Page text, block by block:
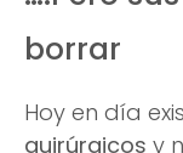
borrar
Hoy en día
quirúrgicos y